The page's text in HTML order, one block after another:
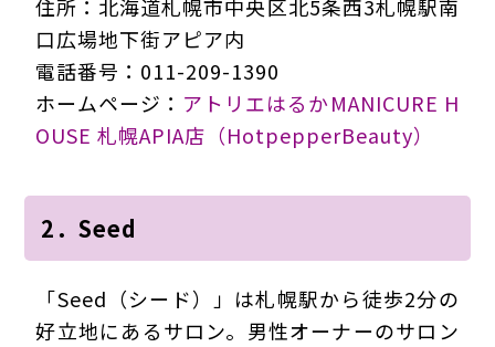
住所：北海道札幌市中央区北5条西3札幌駅南
口広場地下街アピア内
電話番号：011-209-1390
ホームページ： アトリエはるかMANICURE H
OUSE 札幌APIA店（HotpepperBeauty）
2．Seed
「Seed（シード）」は札幌駅から徒歩2分の
好立地にあるサロン。男性オーナーのサロン